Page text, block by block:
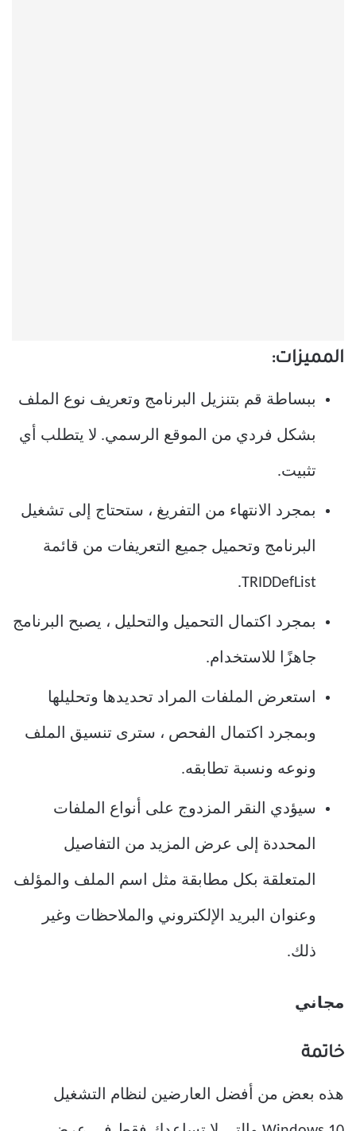
المميزات:
ببساطة قم بتنزيل البرنامج وتعريف نوع الملف
بشكل فردي من الموقع الرسمي. لا يتطلب أي
تثبيت.
بمجرد الانتهاء من التفريغ ، ستحتاج إلى تشغيل
البرنامج وتحميل جميع التعريفات من قائمة
TRIDDefList.
بمجرد اكتمال التحميل والتحليل ، يصبح البرنامج
جاهزًا للاستخدام.
استعرض الملفات المراد تحديدها وتحليلها
وبمجرد اكتمال الفحص ، سترى تنسيق الملف
ونوعه ونسبة تطابقه.
سيؤدي النقر المزدوج على أنواع الملفات
المحددة إلى عرض المزيد من التفاصيل
المتعلقة بكل مطابقة مثل اسم الملف والمؤلف
وعنوان البريد الإلكتروني والملاحظات وغير
ذلك.
مجاني
خاتمة
هذه بعض من أفضل العارضين لنظام التشغيل